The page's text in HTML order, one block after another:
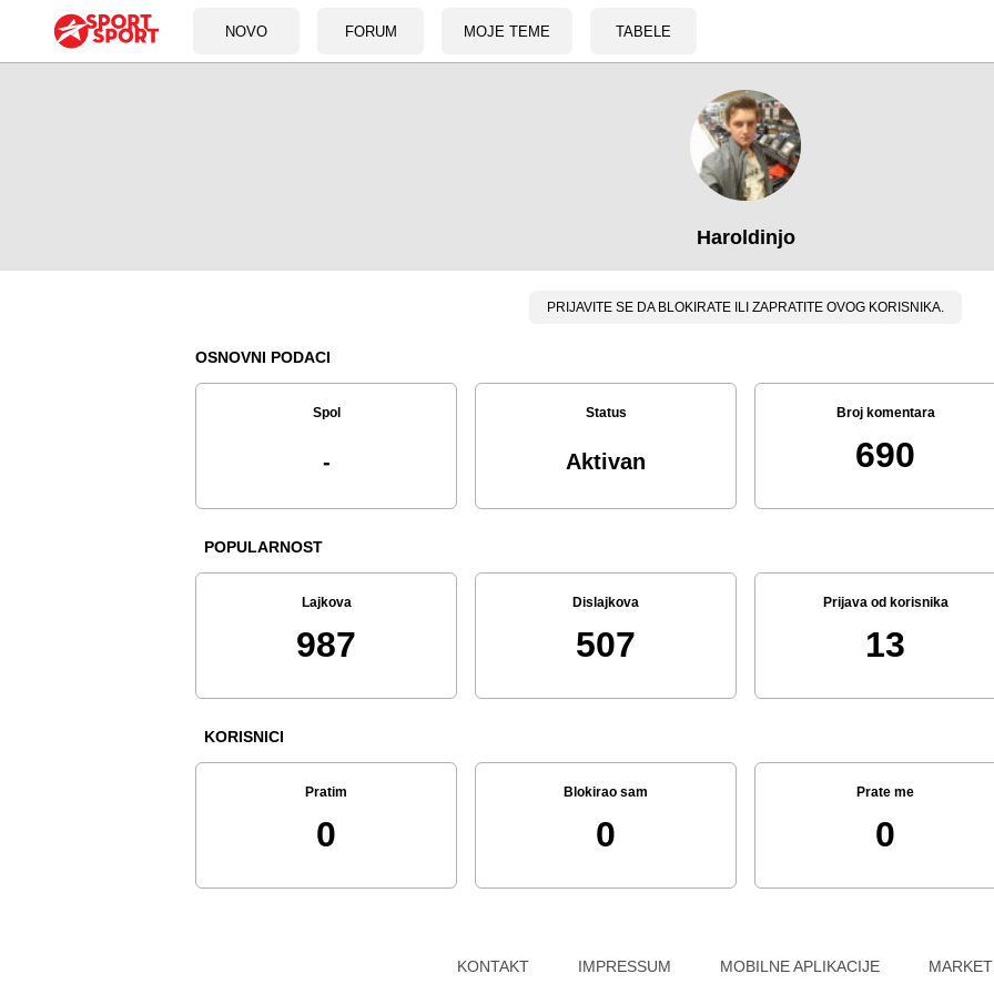
NOVO FORUM MOJE TEME TABELE
Haroldinjo
PRIJAVITE SE DA BLOKIRATE ILI ZAPRATITE OVOG KORISNIKA.
OSNOVNI PODACI
Spol
-
Status
Aktivan
Broj komentara
690
POPULARNOST
Lajkova
987
Dislajkova
507
Prijava od korisnika
13
KORISNICI
Pratim
0
Blokirao sam
0
Prate me
0
KONTAKT IMPRESSUM MOBILNE APLIKACIJE